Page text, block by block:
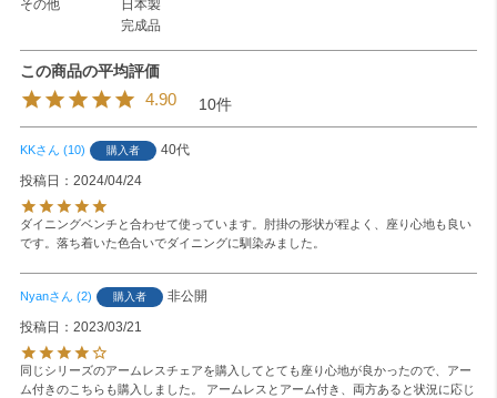
その他
日本製
完成品
4.90 10
KK 10 購入者
40代
投稿日
2024/04/24
ダイニングベンチと合わせて使っています。肘掛の形状が程よく、座り心地も良い
です。落ち着いた色合いでダイニングに馴染みました。
Nyan 2 購入者
非公開
投稿日
2023/03/21
同じシリーズのアームレスチェアを購入してとても座り心地が良かったので、アー
ム付きのこちらも購入しました。 アームレスとアーム付き、両方あると状況に応じ